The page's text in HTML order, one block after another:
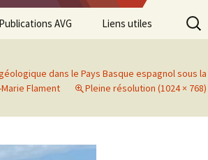
Publications AVG
des 50 ans
Liens utiles
dans le Pays Basque espagnol sous la
Flament
Pleine résolution (1024 × 768)